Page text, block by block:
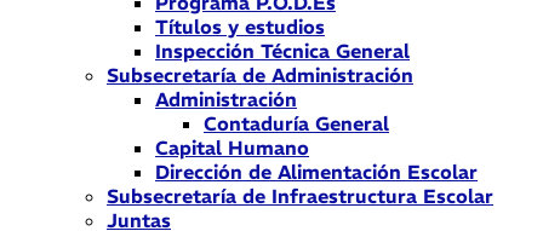
Títulos y estudios
Inspección Técnica General
Subsecretaría de Administración
Administración
Contaduría General
Capital Humano
Dirección de Alimentación Escolar
Subsecretaría de Infraestructura Escolar
Juntas